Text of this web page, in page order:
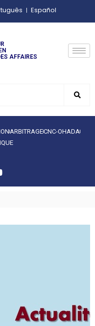
Español
AFFAIRES
ARBITRAGECNC-OHADA